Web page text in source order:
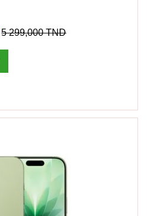
5 299,000 TND